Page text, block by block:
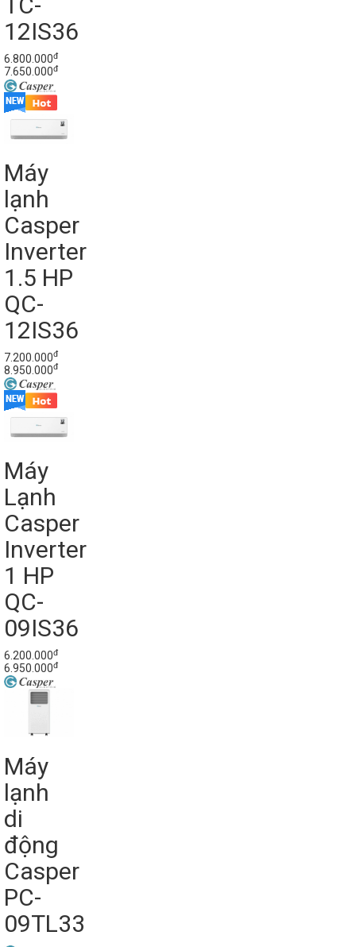
12IS36
6.800.000đ
7.650.000đ
Máy
lạnh
Casper
Inverter
1.5 HP
QC-
12IS36
7.200.000đ
8.950.000đ
Máy
Lạnh
Casper
Inverter
1 HP
QC-
09IS36
6.200.000đ
6.950.000đ
Máy
lạnh
di
động
Casper
PC-
09TL33